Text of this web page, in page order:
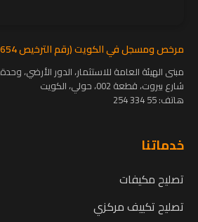
مرخص ومسجل في الكويت (رقم الترخيص 2017/3654)
مبنى الهيئة العامة للاستثمار، الدور الأرضي، وحدة 0007
شارع بيروت، قطعة 002، حولي، الكويت
هاتف:55 334 254
خدماتنا
تصليح مكيفات
تصليح تكييف مركزي